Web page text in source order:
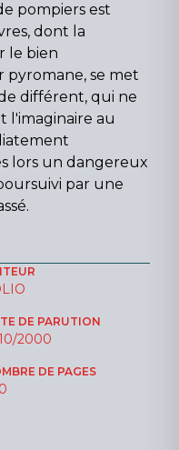
pompiers est
dont la
le bien
pyromane, se met
différent, qui ne
l'imaginaire au
lors un dangereux
par une
DE PARUTION
2000
DE PAGES